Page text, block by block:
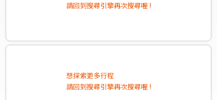
請回到搜尋引擎再次搜尋喔 !
想探索更多行程
請回到搜尋引擎再次搜尋喔 !